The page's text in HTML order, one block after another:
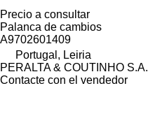
Precio a consultar
Palanca de cambios
A9702601409
Portugal, Leiria
PERALTA & COUTINHO S.A.
Contacte con el vendedor